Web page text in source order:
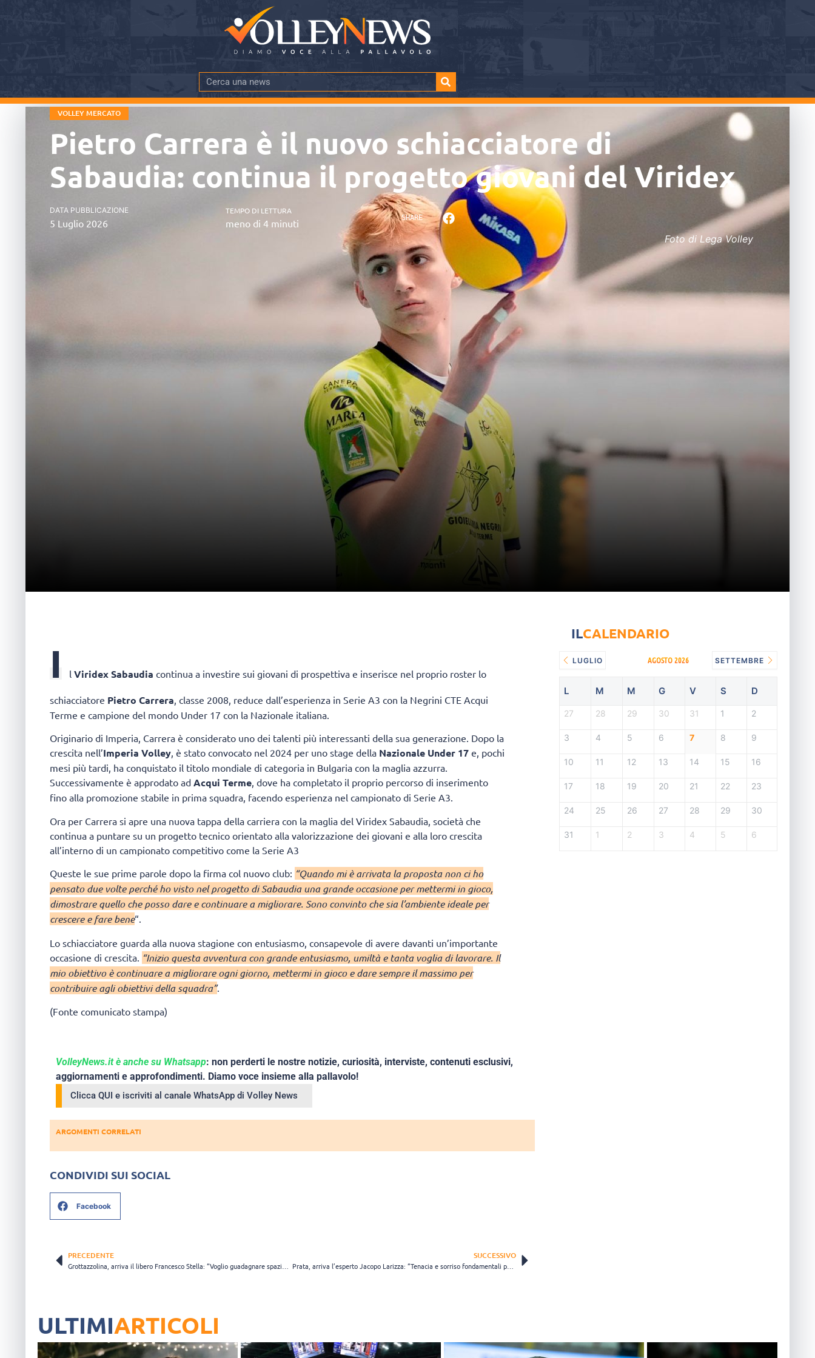
VOLLEY MERCATO
Pietro Carrera è il nuovo schiacciatore di
Sabaudia: continua il progetto giovani del Viridex
DATA PUBBLICAZIONE
5 Luglio 2026
TEMPO DI LETTURA
meno di 4 minuti SHARE
Foto di Lega Volley
I l Viridex Sabaudia continua a investire sui giovani di prospettiva e inserisce nel proprio roster lo
schiacciatore Pietro Carrera , classe 2008, reduce dall’esperienza in Serie A3 con la Negrini CTE Acqui
Terme e campione del mondo Under 17 con la Nazionale italiana.
Originario di Imperia, Carrera è considerato uno dei talenti più interessanti della sua generazione. Dopo la
crescita nell’Imperia Volley, è stato convocato nel 2024 per uno stage della Nazionale Under 17 e, pochi
mesi più tardi, ha conquistato il titolo mondiale di categoria in Bulgaria con la maglia azzurra.
Successivamente è approdato ad Acqui Terme, dove ha completato il proprio percorso di inserimento
fino alla promozione stabile in prima squadra, facendo esperienza nel campionato di Serie A3.
Ora per Carrera si apre una nuova tappa della carriera con la maglia del Viridex Sabaudia, società che
continua a puntare su un progetto tecnico orientato alla valorizzazione dei giovani e alla loro crescita
all’interno di un campionato competitivo come la Serie A3
Queste le sue prime parole dopo la firma col nuovo club: “Quando mi è arrivata la proposta non ci ho
pensato due volte perché ho visto nel progetto di Sabaudia una grande occasione per mettermi in gioco,
dimostrare quello che posso dare e continuare a migliorare. Sono convinto che sia l’ambiente ideale per
crescere e fare bene“.
Lo schiacciatore guarda alla nuova stagione con entusiasmo, consapevole di avere davanti un’importante
occasione di crescita. “Inizio questa avventura con grande entusiasmo, umiltà e tanta voglia di lavorare. Il
mio obiettivo è continuare a migliorare ogni giorno, mettermi in gioco e dare sempre il massimo per
contribuire agli obiettivi della squadra”.
(Fonte comunicato stampa)
VolleyNews.it è anche su Whatsapp: non perderti le nostre notizie, curiosità, interviste, contenuti esclusivi,
aggiornamenti e approfondimenti. Diamo voce insieme alla pallavolo!
Clicca QUI e iscriviti al canale WhatsApp di Volley News
ARGOMENTI CORRELATI
CONDIVIDI SUI SOCIAL
Facebook
PRECEDENTE
Grottazzolina, arriva il libero Francesco Stella: “Voglio guadagnare spazio ed essere utile alla squadra”
SUCCESSIVO
Prata, arriva l’esperto Jacopo Larizza: “Tenacia e sorriso fondamentali per raggiungere l’obiettivo”
ILCALENDARIO
LUGLIO AGOSTO 2026 SETTEMBRE
L M M G V S D
27 28 29 30 31 1 2
3 4 5 6 7 8 9
10 11 12 13 14 15 16
17 18 19 20 21 22 23
24 25 26 27 28 29 30
31 1 2 3 4 5 6
ULTIMIARTICOLI